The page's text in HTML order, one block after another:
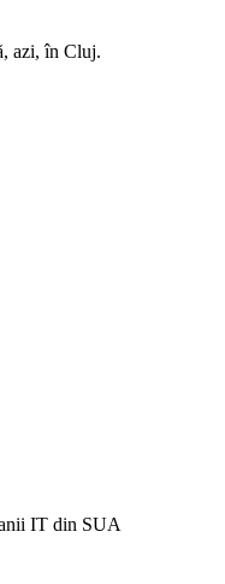
azi, în Cluj.
IT din SUA